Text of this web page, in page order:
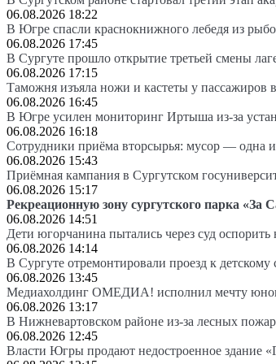
06.08.2026 18:22
В Югре спасли краснокнижного лебедя из
06.08.2026 17:45
В Сургуте прошло открытие третьей смены
06.08.2026 17:15
Таможня изъяла ножи и кастеты у пассажиров
06.08.2026 16:45
В Югре усилен мониторинг Иртыша из-за
06.08.2026 16:18
Сотрудники приёма вторсырья: мусор — одна
06.08.2026 15:43
Приёмная кампания в Сургутском
06.08.2026 15:17
Рекреационную зону сургутского парка
06.08.2026 14:51
Дети югорчанина пытались через суд оспорить
06.08.2026 14:14
В Сургуте отремонтировали проезд к
06.08.2026 13:45
Медиахолдинг ОМЕДИА! исполнил мечту
06.08.2026 13:17
В Нижневартовском районе из-за лесных
06.08.2026 12:45
Власти Югры продают недостроенное здание